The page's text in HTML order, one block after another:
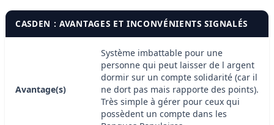
CASDEN : AVANTAGES ET INCONVÉNIENTS SIGNALÉS
Avantage(s)
Système imbattable pour une
personne qui peut laisser de l argent
dormir sur un compte solidarité (car il
ne dort pas mais rapporte des points).
Très simple à gérer pour ceux qui
possèdent un compte dans les